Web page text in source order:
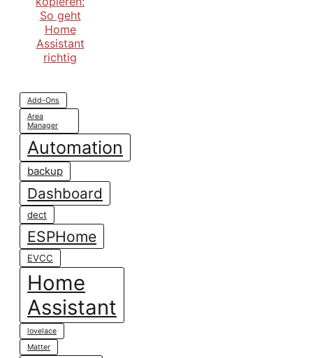
Add-Ons
Area
Manager
Automation
backup
Dashboard
dect
ESPHome
EVCC
Home
Assistant
lovelace
Matter